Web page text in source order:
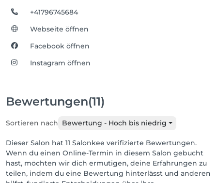
+41796745684
Webseite öffnen
Facebook öffnen
Instagram öffnen
Bewertungen(11)
Sortieren nach Bewertung - Hoch bis niedrig
Dieser Salon hat 11 Salonkee verifizierte Bewertungen.
Wenn du einen Online-Termin in diesem Salon gebucht
hast, möchten wir dich ermutigen, deine Erfahrungen zu
teilen, indem du eine Bewertung hinterlässt und anderen